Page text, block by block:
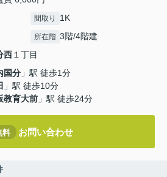
間取り 1K
所在階 3階/4階建
西１丁目
国分 」駅 徒歩1分
」駅 徒歩10分
教育大前 」駅 徒歩24分
料 お問い合わせ